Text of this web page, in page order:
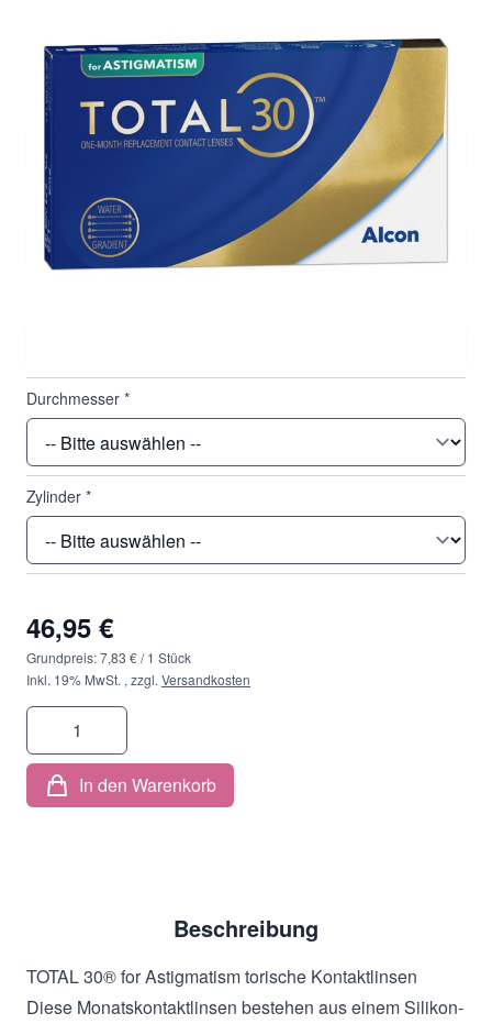
Korrektionswerte
Achse *
Basiskurve *
Durchmesser *
Zylinder *
46,95 €
Grundpreis:7,83 €/ 1 Stück
Inkl. 19% MwSt. , zzgl. Versandkosten
Menge
In den Warenkorb
Beschreibung
TOTAL 30® for Astigmatism torische Kontaktlinsen
Diese Monatskontaktlinsen bestehen aus einem Silikon-